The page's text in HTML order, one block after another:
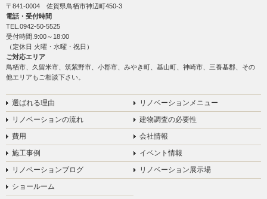
〒841-0004 佐賀県鳥栖市神辺町450-3
電話・受付時間
TEL. 0942-50-5525
受付時間.9:00～18:00
（定休日 火曜・水曜・祝日）
ご対応エリア
鳥栖市、久留米市、筑紫野市、小郡市、みやき町、基山町、神崎市、三養基郡、その
他エリアもご相談下さい。
選ばれる理由
リノベーションメニュー
リノベーションの流れ
建物調査の必要性
費用
会社情報
施工事例
イベント情報
リノベーションブログ
リノベーション展示場
ショールーム